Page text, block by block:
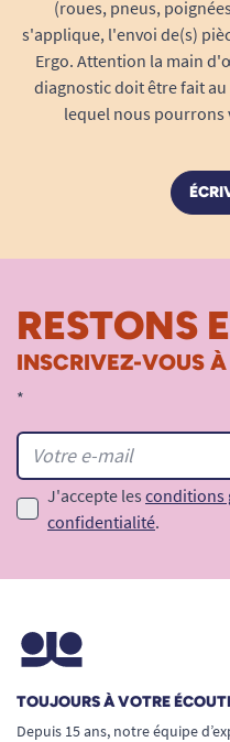
plusieurs allers-
fiable au quotidien.
Vérifiez que les
électrique, il est
l’environnement
suivants :
Largeur et
pour permettre
manœuvre du
des marches.
Largeur de
correctement
inférieur à 70°,
montée/
en toute
(roues, pneus,
s'applique, l'envoi de(s)
Ergo. Attention la main
diagnostic doit être fait
lequel nous pourrons
RESTONS
INSCRIVEZ-VOUS
*
J'accepte les conditions
confidentialité.
TOUJOURS À VOTRE
Depuis 15 ans, notre équipe